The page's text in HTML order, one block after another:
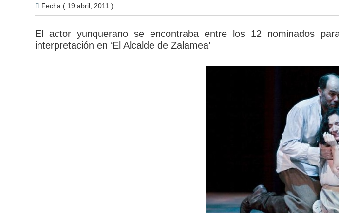
Fecha ( 19 abril, 2011 )
El actor yunquerano se encontraba entre los 12 nominados
interpretación en ‘El Alcalde de Zalamea’